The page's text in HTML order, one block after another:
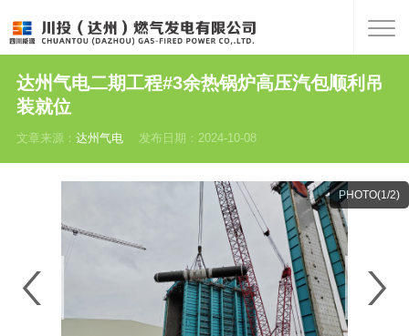
达州气电二期工程#3余热锅炉高压汽包顺利吊
装就位
文章来源： 达州气电 发布日期：2024-10-08
PHOTO(1/2)